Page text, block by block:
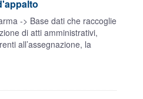
-> Base dati che raccoglie
di atti amministrativi,
all’assegnazione, la